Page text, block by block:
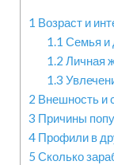
1 Возраст и
1.1 Семья и
1.2 Личная
1.3
2 Внешность и
3 Причины
4 Профили в
5 Сколько